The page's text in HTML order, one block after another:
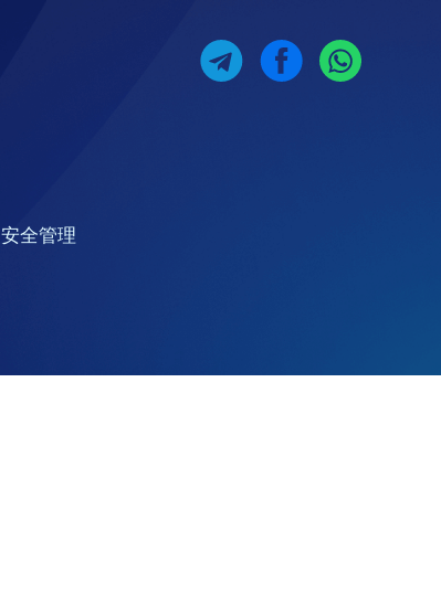
安全管理